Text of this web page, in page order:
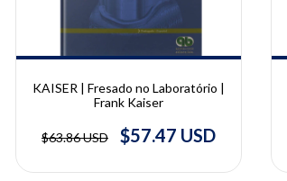
KAISER | Fresado no Laboratório |
Frank Kaiser
$63.86 USD $57.47 USD